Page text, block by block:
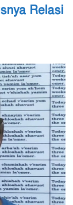
Relasi